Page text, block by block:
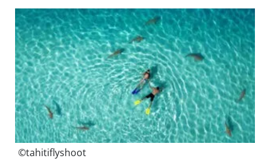
©tahitiflyshoot